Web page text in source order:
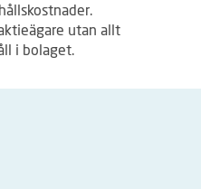
utan allt
i bolaget.